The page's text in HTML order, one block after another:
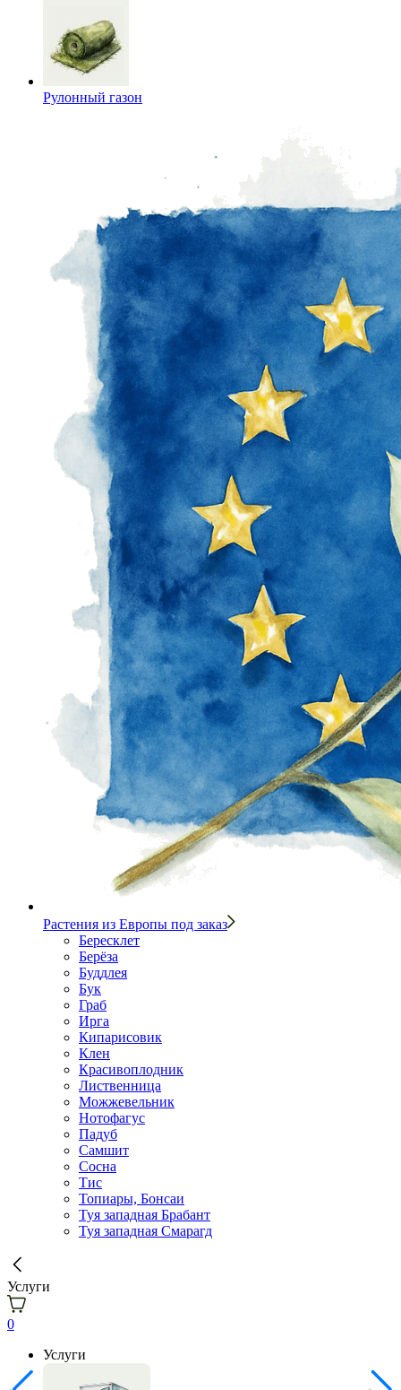
Рулонный газон
Растения из Европы под заказ
Бересклет
Берёза
Буддлея
Бук
Граб
Ирга
Кипарисовик
Клен
Красивоплодник
Лиственница
Можжевельник
Нотофагус
Падуб
Самшит
Сосна
Тис
Топиары, Бонсаи
Туя западная Брабант
Туя западная Смарагд
Услуги
0
Услуги